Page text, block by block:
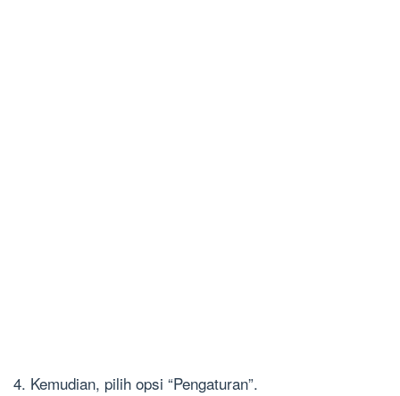
4. Kemudian, pilih opsi “Pengaturan”.